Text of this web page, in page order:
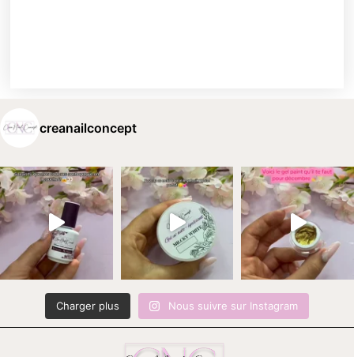
creanailconcept
Charger plus Nous suivre sur Instagram